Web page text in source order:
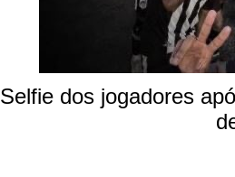
Selfie dos jogadores